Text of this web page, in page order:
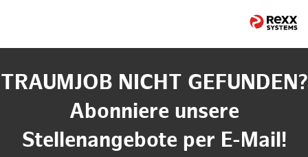
TRAUMJOB NICHT GEFUNDEN?
Abonniere unsere
Stellenangebote per E-Mail!